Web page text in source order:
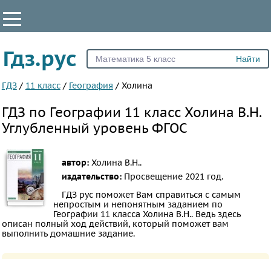
Все
5
7
8
9
ПРЕДМЕТЫ
Все
Гдз.рус
ГДЗ / 11 класс / География / Холина
ГДЗ по Географии 11 класс Холина В.Н.
Углубленный уровень ФГОС
автор: Холина В.Н..
издательство: Просвещение2021 год.
ГДЗ рус поможет Вам справиться с самым
непростым и непонятным заданием по
Географии 11 класса Холина В.Н.. Ведь здесь
описан полный ход действий, который поможет вам
выполнить домашние задание.